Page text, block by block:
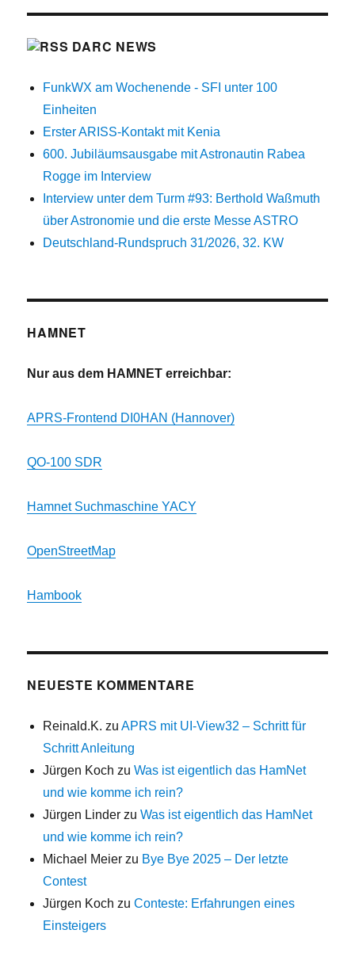
DARC NEWS
FunkWX am Wochenende - SFI unter 100
Einheiten
Erster ARISS-Kontakt mit Kenia
600. Jubiläumsausgabe mit Astronautin Rabea
Rogge im Interview
Interview unter dem Turm #93: Berthold Waßmuth
über Astronomie und die erste Messe ASTRO
Deutschland-Rundspruch 31/2026, 32. KW
HAMNET
Nur aus dem HAMNET erreichbar:
APRS-Frontend DI0HAN (Hannover)
QO-100 SDR
Hamnet Suchmaschine YACY
OpenStreetMap
Hambook
NEUESTE KOMMENTARE
Reinald.K. zuAPRS mit UI-View32 – Schritt für
Schritt Anleitung
Jürgen Koch zuWas ist eigentlich das HamNet
und wie komme ich rein?
Jürgen Linder zuWas ist eigentlich das HamNet
und wie komme ich rein?
Michael Meier zu Bye Bye 2025 – Der letzte
Contest
Jürgen Koch zuConteste: Erfahrungen eines
Einsteigers